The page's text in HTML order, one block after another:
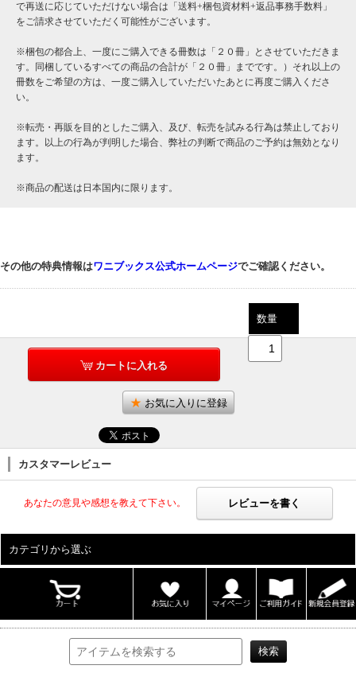
で再送に応じていただけない場合は「送料+梱包資材料+返品事務手数料」
をご請求させていただく可能性がございます。
※梱包の都合上、一度にご購入できる冊数は「２０冊」とさせていただきま
す。同梱しているすべての商品の合計が「２０冊」までです。）それ以上の
冊数をご希望の方は、一度ご購入していただいたあとに再度ご購入くださ
い。
※転売・再販を目的としたご購入、及び、転売を試みる行為は禁止しており
ます。以上の行為が判明した場合、弊社の判断で商品のご予約は無効となり
ます。
※商品の配送は日本国内に限ります。
その他の特典情報はワニブックス公式ホームページでご確認ください。
数量
カートに入れる
お気に入りに登録
カスタマーレビュー
あなたの意見や感想を教えて下さい。 レビューを書く
カテゴリから選ぶ
女性写真集